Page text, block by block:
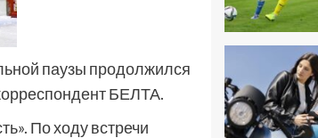
паузы продолжился
БЕЛТА.
По ходу встречи